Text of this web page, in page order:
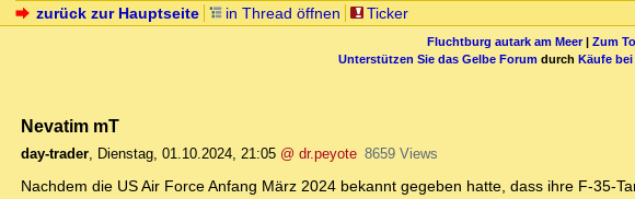
zurück zur Hauptseite
in Thread öffnen Ticker
Fluchtburg autark am Meer| Zum
Unterstützen Sie das Gelbe Forum durch Käufe
Nevatim mT
day-trader, Dienstag, 01.10.2024, 21:05 @ dr.peyote 8659 Views
Nachdem die US Air Force Anfang März 2024 bekannt gegeben hatte, dass ihre F-35-